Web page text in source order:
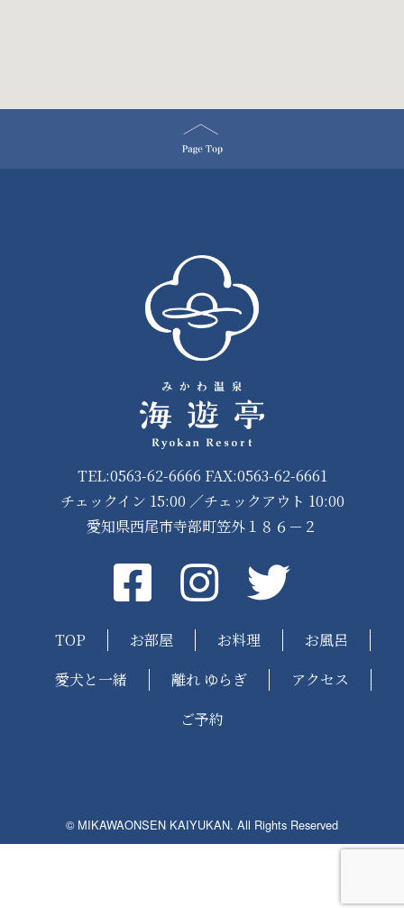
TEL:0563-62-6666 FAX:0563-62-6661
チェックイン 15:00 ／チェックアウト 10:00
愛知県西尾市寺部町笠外１８６－２
FacebookinstagramTwitter
TOP お部屋 お料理
お風呂
愛犬と一緒
離れ ゆらぎ
アクセス
ご予約
© MIKAWAONSEN KAIYUKAN. All Rights Reserved